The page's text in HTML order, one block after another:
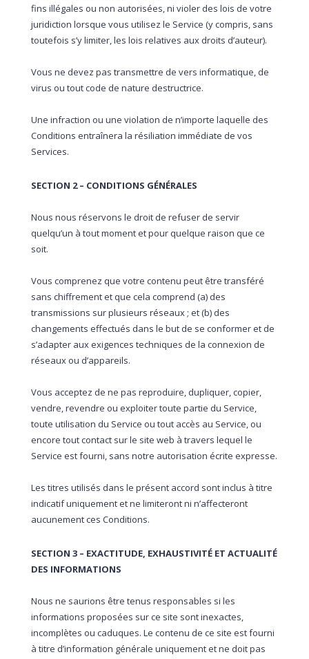
fins illégales ou non autorisées, ni violer des lois de votre
juridiction lorsque vous utilisez le Service (y compris, sans
toutefois s’y limiter, les lois relatives aux droits d’auteur).
Vous ne devez pas transmettre de vers informatique, de
virus ou tout code de nature destructrice.
Une infraction ou une violation de n’importe laquelle des
Conditions entraînera la résiliation immédiate de vos
Services.
SECTION 2 – CONDITIONS GÉNÉRALES
Nous nous réservons le droit de refuser de servir
quelqu’un à tout moment et pour quelque raison que ce
soit.
Vous comprenez que votre contenu peut être transféré
sans chiffrement et que cela comprend (a) des
transmissions sur plusieurs réseaux ; et (b) des
changements effectués dans le but de se conformer et de
s’adapter aux exigences techniques de la connexion de
réseaux ou d’appareils.
Vous acceptez de ne pas reproduire, dupliquer, copier,
vendre, revendre ou exploiter toute partie du Service,
toute utilisation du Service ou tout accès au Service, ou
encore tout contact sur le site web à travers lequel le
Service est fourni, sans notre autorisation écrite expresse.
Les titres utilisés dans le présent accord sont inclus à titre
indicatif uniquement et ne limiteront ni n’affecteront
aucunement ces Conditions.
SECTION 3 – EXACTITUDE, EXHAUSTIVITÉ ET ACTUALITÉ
DES INFORMATIONS
Nous ne saurions être tenus responsables si les
informations proposées sur ce site sont inexactes,
incomplètes ou caduques. Le contenu de ce site est fourni
à titre d’information générale uniquement et ne doit pas